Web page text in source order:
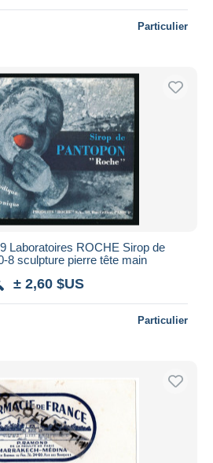
Particulier
Laboratoires ROCHE Sirop de
8 sculpture pierre tête main
± 2,60 $US
Particulier